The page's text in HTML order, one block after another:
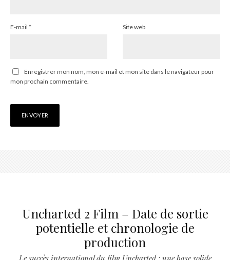
E-mail * Site web
Enregistrer mon nom, mon e-mail et mon site dans le navigateur pour
mon prochain commentaire.
Uncharted 2 Film – Date de sortie
potentielle et chronologie de
production